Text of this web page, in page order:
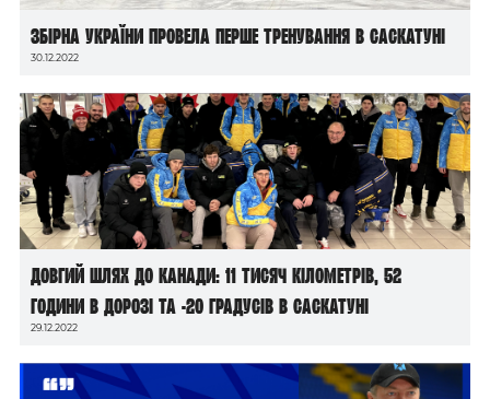
Збірна України провела перше тренування в Саскатуні
30.12.2022
Довгий шлях до Канади: 11 тисяч кілометрів, 52
години в дорозі та -20 градусів в Саскатуні
29.12.2022